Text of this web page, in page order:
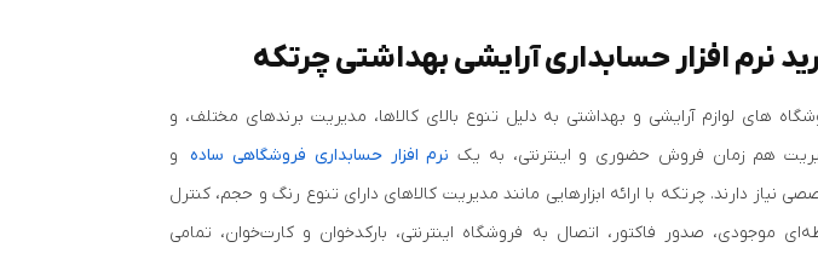
نرم افزار حسابداری آرایشی بهداشتی چرتکه
های لوازم آرایشی و بهداشتی به دلیل تنوع بالای کالاها، مدیریت برندهای مختلف، و
هم‌ زمان فروش حضوری و اینترنتی، به یک نرم افزار حسابداری فروشگاهی ساده
و
تخصصی نیاز دارند.‎ چرتکه با ارائه ابزارهایی مانند مدیریت کالاهای دارای تنوع رنگ و حجم، کنترل
موجودی، صدور فاکتور، اتصال به فروشگاه اینترنتی، بارکدخوان و کارت‌خوان، تمامی